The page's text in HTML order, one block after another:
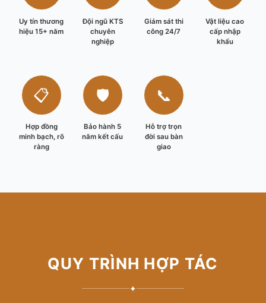
Uy tín thương
hiệu 15+ năm
Đội ngũ KTS
chuyên
nghiệp
Giám sát thi
công 24/7
Vật liệu cao
cấp nhập
khẩu
📋
Hợp đồng
minh bạch, rõ
ràng
🛡️
Bảo hành 5
năm kết cấu
📞
Hỗ trợ trọn
đời sau bàn
giao
QUY TRÌNH HỢP TÁC
✦